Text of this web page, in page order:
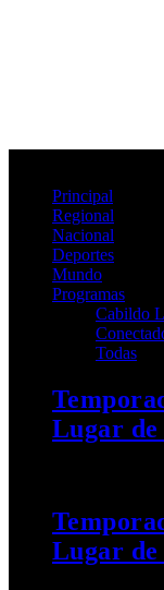
Principal
Regional
Nacional
Deportes
Mundo
Programas
Cabildo
Todas
Lugar
Lugar